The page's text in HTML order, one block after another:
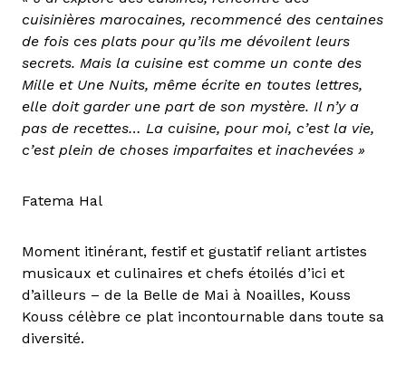
cuisinières marocaines, recommencé des centaines
de fois ces plats pour qu’ils me dévoilent leurs
secrets. Mais la cuisine est comme un conte des
Mille et Une Nuits, même écrite en toutes lettres,
elle doit garder une part de son mystère. Il n’y a
pas de recettes… La cuisine, pour moi, c’est la vie,
c’est plein de choses imparfaites et inachevées »
Fatema Hal
Moment itinérant, festif et gustatif reliant artistes
musicaux et culinaires et chefs étoilés d’ici et
d’ailleurs – de la Belle de Mai à Noailles, Kouss
Kouss célèbre ce plat incontournable dans toute sa
diversité.